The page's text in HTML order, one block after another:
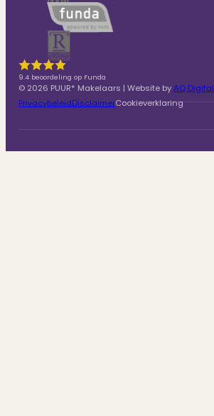
9.4 beoordeling op Funda
© 2026 PUUR* Makelaars | Website byAQ Digital
PrivacybeleidDisclaimerCookieverklaring